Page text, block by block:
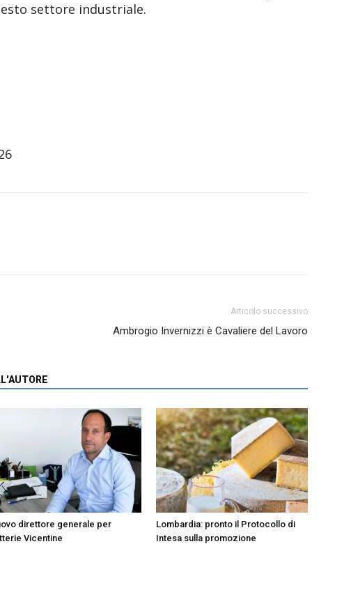
settore industriale.
Articolo successivo
Ambrogio Invernizzi è Cavaliere del Lavoro
direttore generale per
Vicentine
Lombardia: pronto il Protocollo di
Intesa sulla promozione